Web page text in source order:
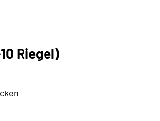
Riegel)